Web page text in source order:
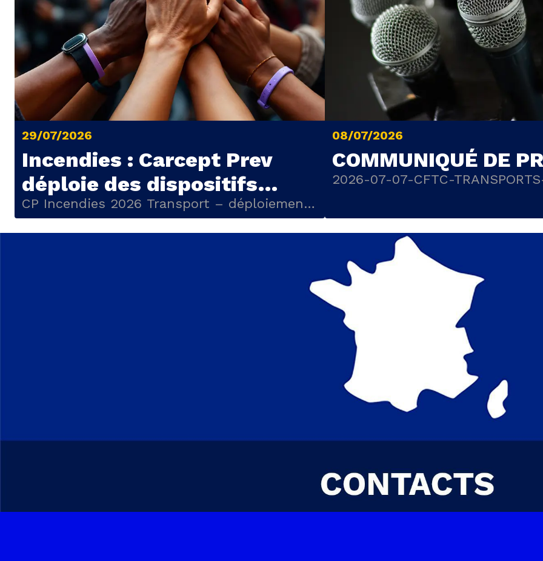
29/07/2026
Incendies : Carcept Prev
déploie des dispositifs
d’aide pour les salariés des
transports
CP Incendies 2026 Transport – déploiement
des dispositifs d’aides sociales – 0726
08/07/2026
COMMUNIQUÉ DE
2026-07-07-CFTC-